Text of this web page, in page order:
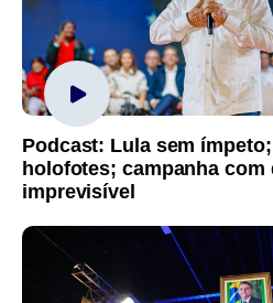
Podcast: Lula sem
holofotes; campanha com
imprevisível